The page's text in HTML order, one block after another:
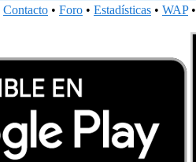
Contacto • Foro • Estadísticas • WAP•